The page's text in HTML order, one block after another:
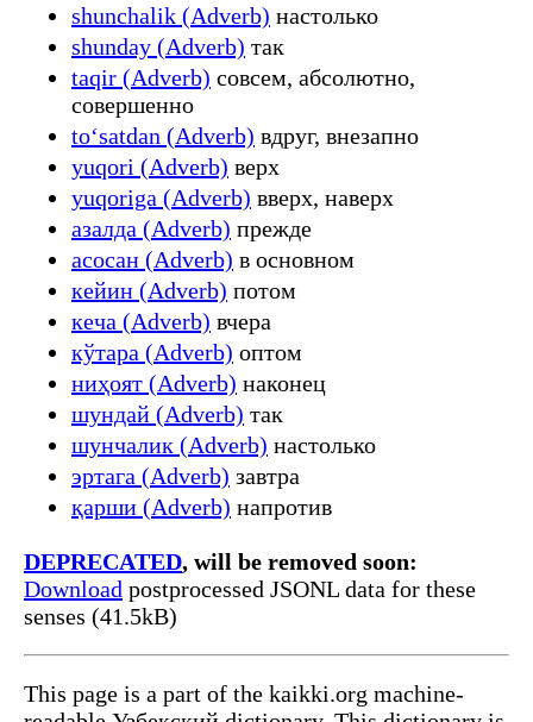
shunchalik (Adverb) настолько
shunday (Adverb) так
taqir (Adverb) совсем, абсолютно,
совершенно
toʻsatdan (Adverb) вдруг, внезапно
yuqori (Adverb) верх
yuqoriga (Adverb) вверх, наверх
азалда (Adverb) прежде
асосан (Adverb) в основном
кейин (Adverb) потом
кеча (Adverb) вчера
кўтара (Adverb) оптом
ниҳоят (Adverb) наконец
шундай (Adverb) так
шунчалик (Adverb) настолько
эртага (Adverb) завтра
қарши (Adverb) напротив
DEPRECATED, will be removed soon:
Download postprocessed JSONL data for these
senses (41.5kB)
This page is a part of the kaikki.org machine-